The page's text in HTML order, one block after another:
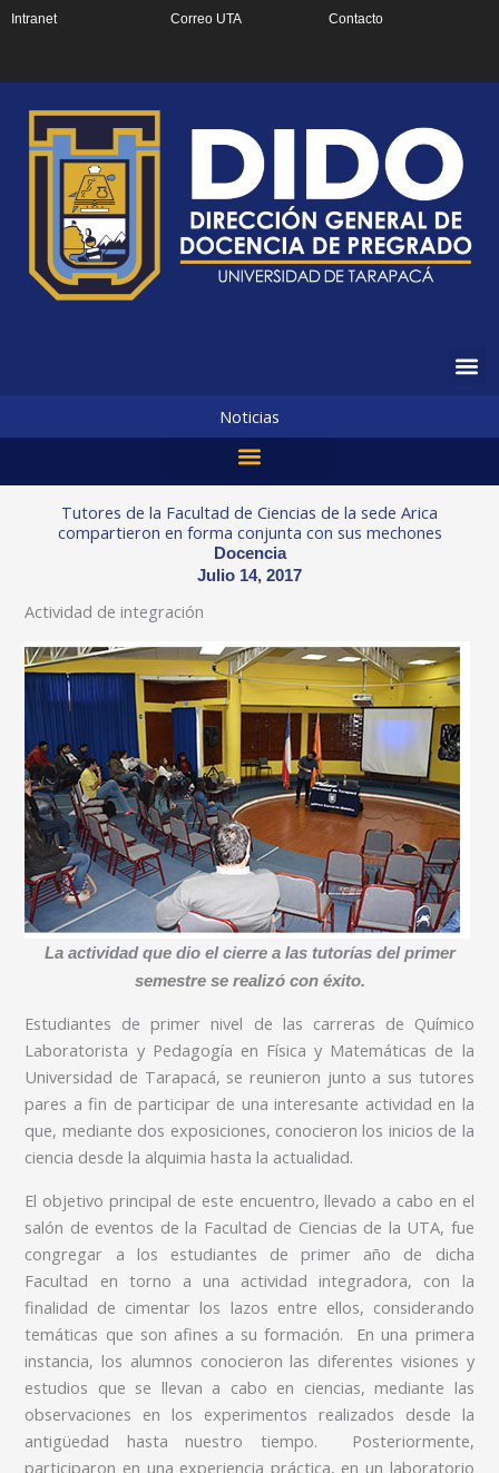
Intranet Correo UTA Contacto
Noticias
Tutores de la Facultad de Ciencias de la sede Arica
compartieron en forma conjunta con sus mechones
Docencia
Julio 14, 2017
Actividad de integración
La actividad que dio el cierre a las tutorías del primer
semestre se realizó con éxito.
Estudiantes de primer nivel de las carreras de Químico
Laboratorista y Pedagogía en Física y Matemáticas de la
Universidad de Tarapacá, se reunieron junto a sus tutores
pares a fin de participar de una interesante actividad en la
que, mediante dos exposiciones, conocieron los inicios de la
ciencia desde la alquimia hasta la actualidad.
El objetivo principal de este encuentro, llevado a cabo en el
salón de eventos de la Facultad de Ciencias de la UTA, fue
congregar a los estudiantes de primer año de dicha
Facultad en torno a una actividad integradora, con la
finalidad de cimentar los lazos entre ellos, considerando
temáticas que son afines a su formación. En una primera
instancia, los alumnos conocieron las diferentes visiones y
estudios que se llevan a cabo en ciencias, mediante las
observaciones en los experimentos realizados desde la
antigüedad hasta nuestro tiempo. Posteriormente,
participaron en una experiencia práctica, en un laboratorio